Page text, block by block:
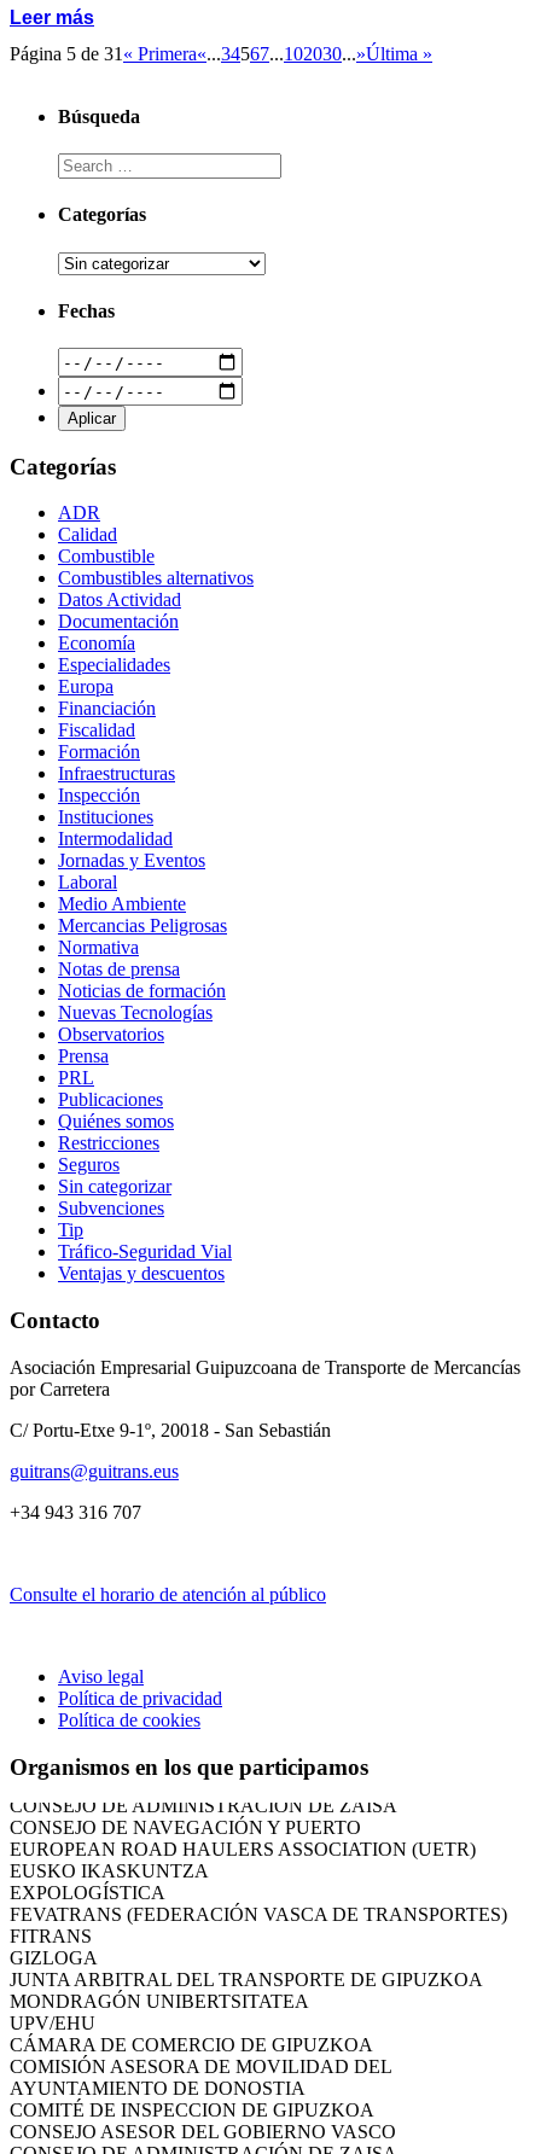
Leer más
Página 5 de 31« Primera«...34567...102030...»Última »
Búsqueda
Categorías
Fechas
Categorías
ADR
Calidad
Combustible
Combustibles alternativos
Datos Actividad
Documentación
Economía
Especialidades
Europa
Financiación
Fiscalidad
Formación
Infraestructuras
Inspección
Instituciones
Intermodalidad
Jornadas y Eventos
Laboral
Medio Ambiente
Mercancias Peligrosas
Normativa
Notas de prensa
Noticias de formación
Nuevas Tecnologías
Observatorios
Prensa
PRL
Publicaciones
Quiénes somos
Restricciones
Seguros
Sin categorizar
Subvenciones
Tip
Tráfico-Seguridad Vial
Ventajas y descuentos
Contacto
Asociación Empresarial Guipuzcoana de Transporte de Mercancías
por Carretera
C/ Portu-Etxe 9-1º, 20018 - San Sebastián
guitrans@guitrans.eus
+34 943 316 707
Consulte el horario de atención al público
Aviso legal
Política de privacidad
Política de cookies
Organismos en los que participamos
CÁMARA DE COMERCIO DE GIPUZKOA
COMISIÓN ASESORA DE MOVILIDAD DEL
AYUNTAMIENTO DE DONOSTIA
COMITÉ DE INSPECCION DE GIPUZKOA
CONSEJO ASESOR DEL GOBIERNO VASCO
CONSEJO DE NAVEGACIÓN Y PUERTO
EUROPEAN ROAD HAULERS ASSOCIATION (UETR)
EUSKO IKASKUNTZA
EXPOLOGÍSTICA
FEVATRANS (FEDERACIÓN VASCA DE TRANSPORTES)
FITRANS
GIZLOGA
JUNTA ARBITRAL DEL TRANSPORTE DE GIPUZKOA
MONDRAGÓN UNIBERTSITATEA
UPV/EHU
CÁMARA DE COMERCIO DE GIPUZKOA
COMISIÓN ASESORA DE MOVILIDAD DEL
AYUNTAMIENTO DE DONOSTIA
COMITÉ DE INSPECCION DE GIPUZKOA
CONSEJO ASESOR DEL GOBIERNO VASCO
CONSEJO DE ADMINISTRACIÓN DE ZAISA